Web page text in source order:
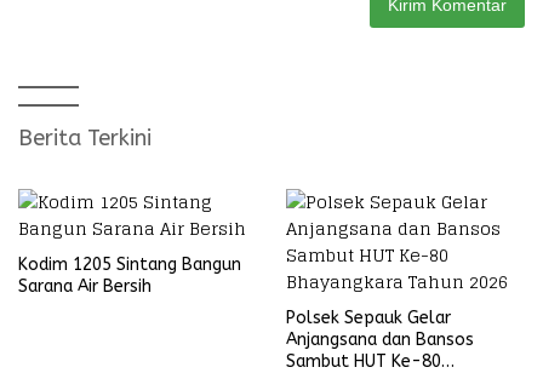
Berita Terkini
Kodim 1205 Sintang Bangun
Sarana Air Bersih
Polsek Sepauk Gelar
Anjangsana dan Bansos
Sambut HUT Ke-80